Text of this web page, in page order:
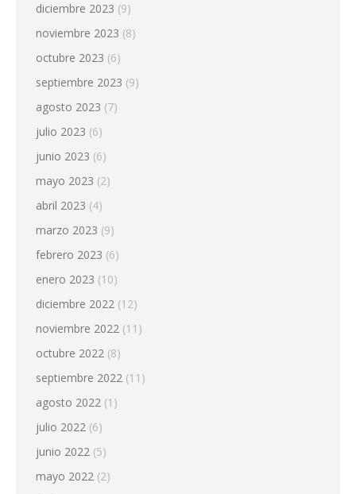
diciembre 2023 (9)
noviembre 2023 (8)
octubre 2023 (6)
septiembre 2023 (9)
agosto 2023 (7)
julio 2023 (6)
junio 2023 (6)
mayo 2023 (2)
abril 2023 (4)
marzo 2023 (9)
febrero 2023 (6)
enero 2023 (10)
diciembre 2022 (12)
noviembre 2022 (11)
octubre 2022 (8)
septiembre 2022 (11)
agosto 2022 (1)
julio 2022 (6)
junio 2022 (5)
mayo 2022 (2)